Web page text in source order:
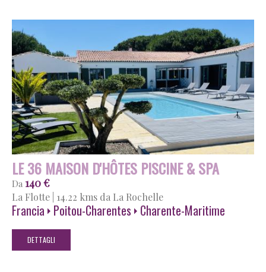
LE 36 MAISON D'HÔTES PISCINE & SPA
Da 140 €
La Flotte 14.22 kms da La Rochelle
Francia Poitou-Charentes Charente-Maritime
DETTAGLI